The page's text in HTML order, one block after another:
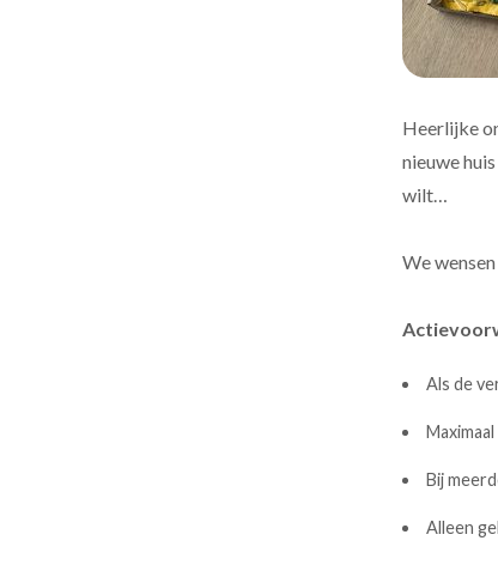
Heerlijke
nieuwe
wilt…
We
Als de
Bij
Alleen